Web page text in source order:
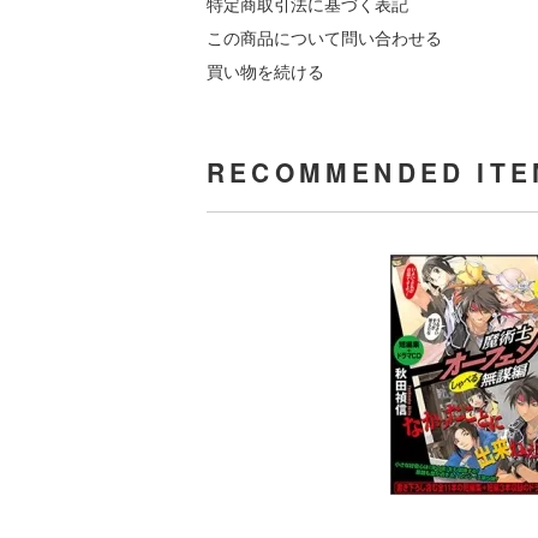
この商品について問い合わせる
買い物を続ける
RECOMMENDED